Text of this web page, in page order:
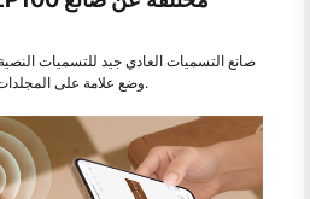
صانع التسميات العادي جيد للتسميات
وضع علامة على المجلدات أو الجرار أو الصناديق أو الكابلات.